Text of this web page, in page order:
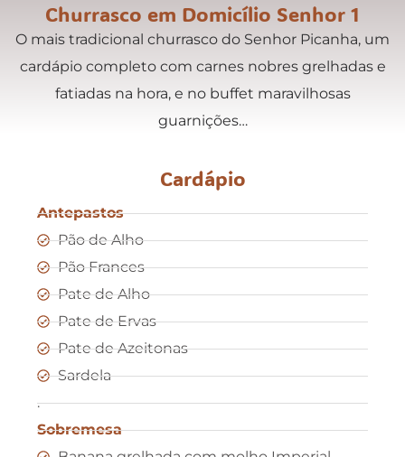
Churrasco em Domicílio Senhor 1
O mais tradicional churrasco do Senhor Picanha, um
cardápio completo com carnes nobres grelhadas e
fatiadas na hora, e no buffet maravilhosas
guarnições…
Cardápio
Antepastos
Pão de Alho
Pão Frances
Pate de Alho
Pate de Ervas
Pate de Azeitonas
Sardela
.
Sobremesa